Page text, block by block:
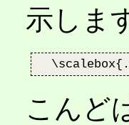
示しま
こんど